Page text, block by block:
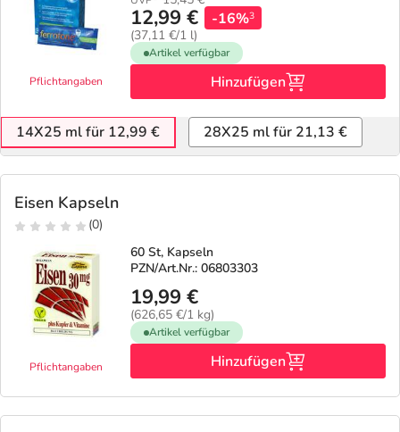
Pflichtangaben
12,99 €
(37,11 €/1 l)
-16%3
Artikel verfügbar
Hinzufügen
14X25 ml für 12,99 € 28X25 ml für 21,13 €
Eisen Kapseln
(0)
Pflichtangaben
60 St, Kapseln
PZN/Art.Nr.: 06803303
19,99 €
(626,65 €/1 kg)
Artikel verfügbar
Hinzufügen